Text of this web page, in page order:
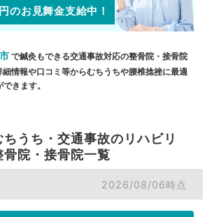
円のお見舞金支給中！
で鍼灸もできる交通事故対応の整骨院・接骨院
情報や口コミ等からむちうちや腰椎捻挫に最適
きます。
うち・交通事故のリハビリ
院・接骨院一覧
2026/08/06時点